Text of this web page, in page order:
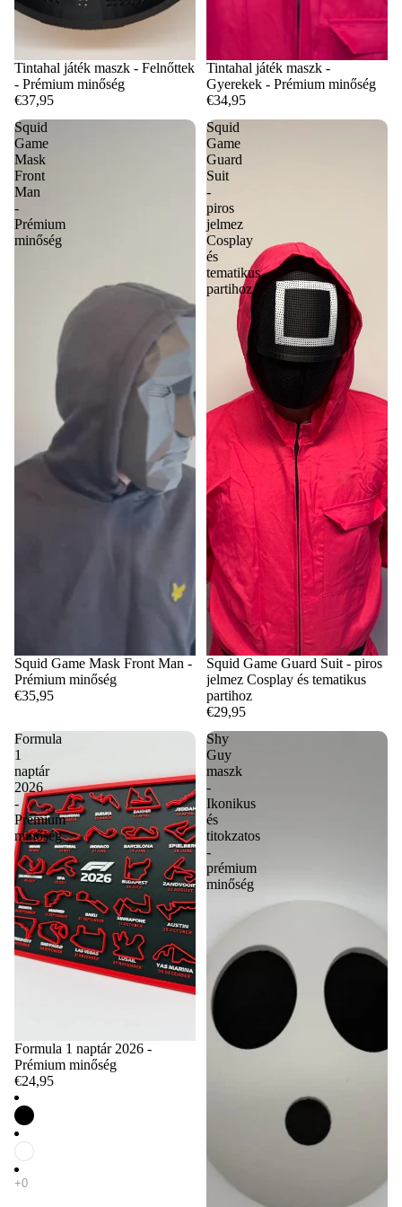
Tintahal játék maszk - Felnőttek
- Prémium minőség
€37,95
Tintahal játék maszk -
Gyerekek - Prémium minőség
€34,95
Squid
Game
Mask
Front
Man
-
Prémium
minőség
Squid Game Mask Front Man -
Prémium minőség
€35,95
Squid
Game
Guard
Suit
-
piros
jelmez
Cosplay
és
tematikus
partihoz
Squid Game Guard Suit - piros
jelmez Cosplay és tematikus
partihoz
€29,95
Formula
1
naptár
2026
-
Prémium
minőség
Formula 1 naptár 2026 -
Prémium minőség
€24,95
Shy
Guy
maszk
-
Ikonikus
és
titokzatos
-
prémium
minőség